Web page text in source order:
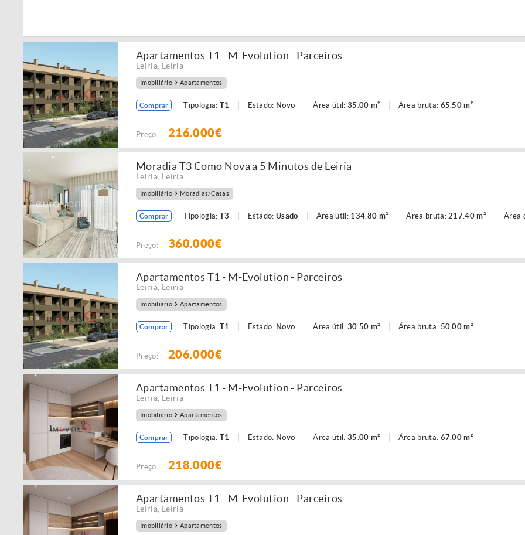
Apartamentos T1 - M-Evolution - Parceiros
Leiria Leiria
Imobiliário Apartamentos
Comprar Tipologia: T1 Estado: Novo Área útil: 35.00 m² Área bruta: 65.50 m²
Preço: 216.000€
Moradia T3 Como Nova a 5 Minutos de Leiria
Leiria Leiria
Imobiliário Moradias/Casas
Comprar Tipologia: T3 Estado:Usado Área útil: 134.80 m² Área bruta:217.40 m² Área
Preço: 360.000€
Apartamentos T1 - M-Evolution - Parceiros
Leiria Leiria
Imobiliário Apartamentos
Comprar Tipologia: T1 Estado: Novo Área útil: 30.50 m² Área bruta: 50.00 m²
Preço: 206.000€
Apartamentos T1 - M-Evolution - Parceiros
Leiria Leiria
Imobiliário Apartamentos
Comprar Tipologia: T1 Estado: Novo Área útil: 35.00 m² Área bruta: 67.00 m²
Preço: 218.000€
Apartamentos T1 - M-Evolution - Parceiros
Leiria Leiria
Imobiliário Apartamentos